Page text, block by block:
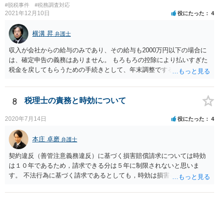
#脱税事件 #税務調査対応
2021年12月10日 役にたった 4
横溝 昇 弁護士
収入が会社からの給与のみであり、その給与も2000万円以下の場合に
は、確定申告の義務はありません。 もろもろの控除により払いすぎた
税金を戻してもらうための手続きとして、年末調整でするのか、確定
する義務がある場合で確定申告をしなかった場合には、税務署の調査
等があり、本来払うべき税金にプラスして加算税の処分を科される場
合もあります。 高額なものでもない限り単なる無申告だけでは直ちに
逮捕されないとは思います。
8 税理士の責務と時効について
2020年7月14日 役にたった 4
本庄 卓磨 弁護士
契約違反（善管注意義務違反）に基づく損害賠償請求については時効
は１０年であるため，請求できる分は５年に制限されないと思いま
す。 不法行為に基づく請求であるとしても，時効は損害を知ってから
とをお勧めいたします。